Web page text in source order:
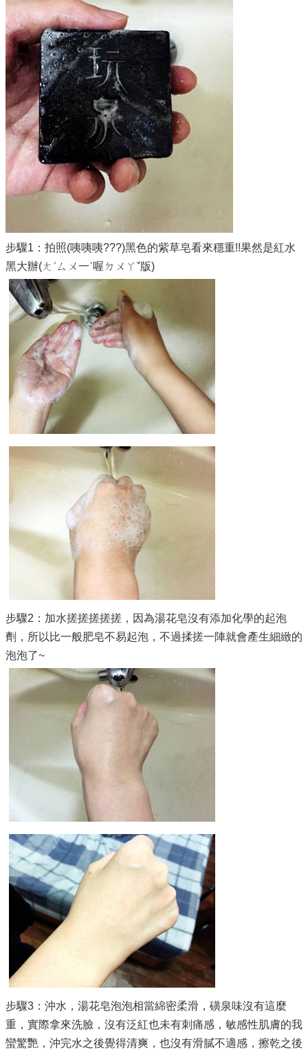
步驟1：拍照(咦咦咦???)黑色的紫草皂看來穩重!!果然是紅水
黑大辦(ㄤˊㄙㄨ一ˋ喔ㄉㄨㄚˇ版)
步驟2：加水搓搓搓搓搓，因為湯花皂沒有添加化學的起泡
劑，所以比一般肥皂不易起泡，不過揉搓一陣就會產生細緻的
泡泡了~
步驟3：沖水，湯花皂泡泡相當綿密柔滑，磺泉味沒有這麼
重，實際拿來洗臉，沒有泛紅也未有刺痛感，敏感性肌膚的我
蠻驚艷，沖完水之後覺得清爽，也沒有滑膩不適感，擦乾之後